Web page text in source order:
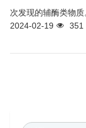
次发现的辅酶类物
2024-02-19
351